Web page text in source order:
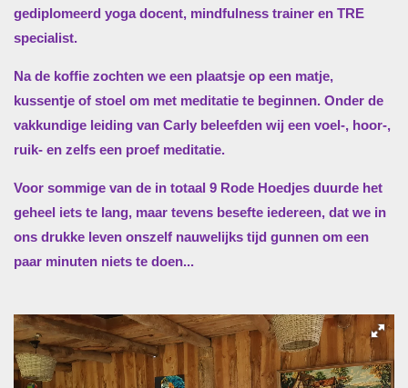
gediplomeerd yoga docent, mindfulness trainer en TRE
specialist.
Na de koffie zochten we een plaatsje op een matje,
kussentje of stoel om met meditatie te beginnen. Onder de
vakkundige leiding van Carly beleefden wij een voel-, hoor-,
ruik- en zelfs een proef meditatie.
Voor sommige van de in totaal 9 Rode Hoedjes duurde het
geheel iets te lang, maar tevens besefte iedereen, dat we in
ons drukke leven onszelf nauwelijks tijd gunnen om een
paar minuten niets te doen...